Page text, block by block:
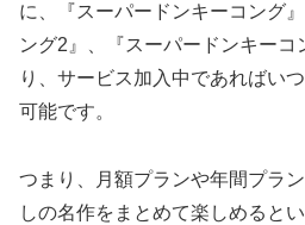
に、『スーパードンキーコング
ング2』、『スーパードンキーコ
り、サービス加入中であればい
可能です。
つまり、月額プランや年間プラ
しの名作をまとめて楽しめると